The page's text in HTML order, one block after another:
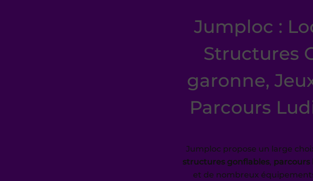
Jumploc :
Structures
garonne,
Parcours
Jumploc propose un large
structures gonflables, parcours
et de nombreux